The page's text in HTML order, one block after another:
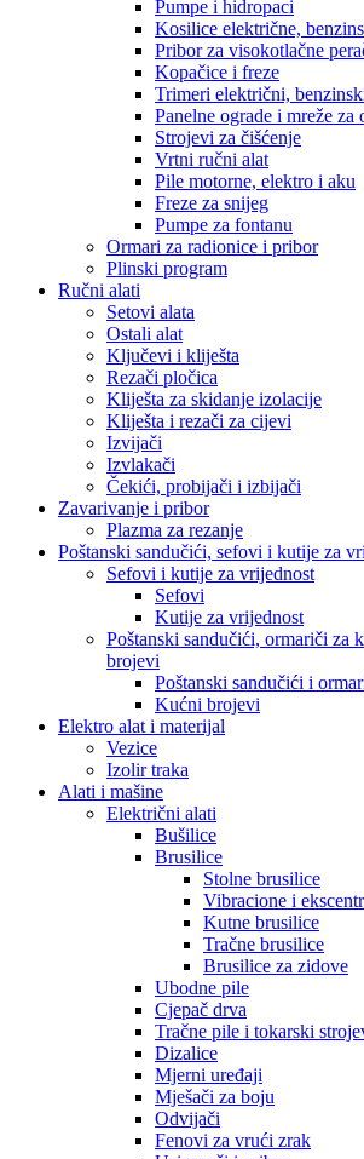
Pumpe i hidropaci
Kosilice električne,
Pribor za visokotlačne
Kopačice i freze
Trimeri električni,
Panelne ograde i mreže za
Strojevi za čišćenje
Vrtni ručni alat
Pile motorne, elektro i aku
Freze za snijeg
Pumpe za fontanu
Ormari za radionice i pribor
Plinski program
Ručni alati
Setovi alata
Ostali alat
Ključevi i kliješta
Rezači pločica
Kliješta za skidanje izolacije
Kliješta i rezači za cijevi
Izvijači
Izvlakači
Čekići, probijači i izbijači
Zavarivanje i pribor
Plazma za rezanje
Poštanski sandučići, sefovi i kutije za
Sefovi i kutije za vrijednost
Sefovi
Kutije za vrijednost
Poštanski sandučići, ormariči za
brojevi
Poštanski sandučići i
Kućni brojevi
Elektro alat i materijal
Vezice
Izolir traka
Alati i mašine
Električni alati
Bušilice
Brusilice
Stolne brusilice
Vibracione i
Kutne brusilice
Tračne brusilice
Brusilice za zidove
Ubodne pile
Cjepač drva
Tračne pile i tokarski
Dizalice
Mjerni uređaji
Mješači za boju
Odvijači
Fenovi za vrući zrak